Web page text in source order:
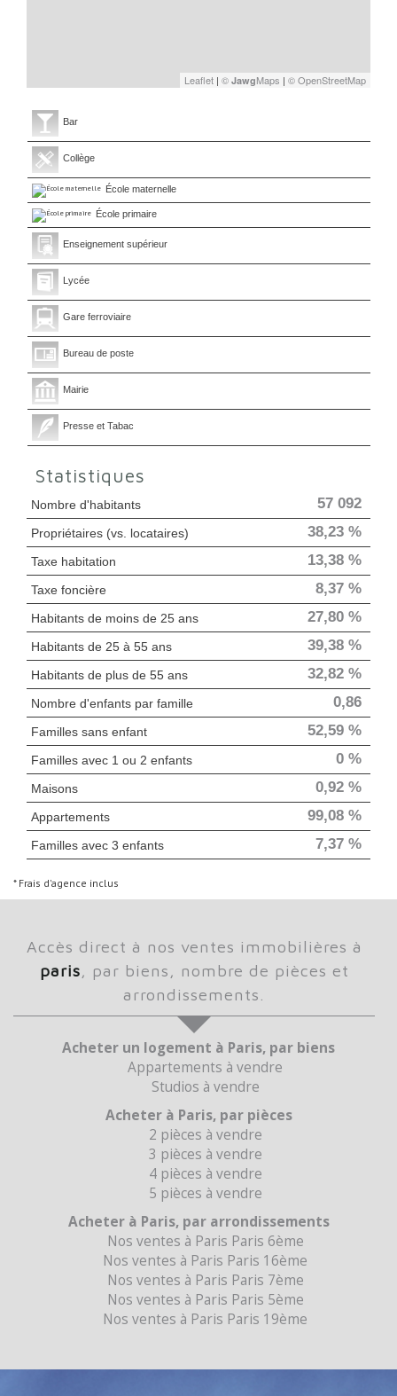
Leaflet | © JawgMaps | © OpenStreetMap
Bar
Collège
École maternelle
École primaire
Enseignement supérieur
Lycée
Gare ferroviaire
Bureau de poste
Mairie
Presse et Tabac
Statistiques
Nombre d'habitants 57 092
Propriétaires (vs. locataires) 38,23 %
Taxe habitation 13,38 %
Taxe foncière 8,37 %
Habitants de moins de 25 ans 27,80 %
Habitants de 25 à 55 ans 39,38 %
Habitants de plus de 55 ans 32,82 %
Nombre d'enfants par famille 0,86
Familles sans enfant 52,59 %
Familles avec 1 ou 2 enfants 0 %
Maisons 0,92 %
Appartements 99,08 %
Familles avec 3 enfants 7,37 %
* Frais d'agence inclus
accès direct à nos ventes immobilières à
paris, par biens, nombre de pièces et
arrondissements.
Acheter un logement à Paris, par biens
Appartements à vendre
Studios à vendre
Acheter à Paris, par pièces
2 pièces à vendre
3 pièces à vendre
4 pièces à vendre
5 pièces à vendre
Acheter à Paris, par arrondissements
Nos ventes à Paris Paris 6ème
Nos ventes à Paris Paris 16ème
Nos ventes à Paris Paris 7ème
Nos ventes à Paris Paris 5ème
Nos ventes à Paris Paris 19ème